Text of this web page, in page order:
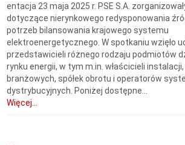
entacja 23 maja 2025 r. PSE S.A.
dotyczące nierynkowego redysponowania
potrzeb bilansowania krajowego systemu
elektroenergetycznego. W spotkaniu wzięło
przedstawicieli różnego rodzaju podmiotów
rynku energii, w tym m.in. właścicieli
branżowych, spółek obrotu i operatorów
dystrybucyjnych. Poniżej dostępne...
Więcej...